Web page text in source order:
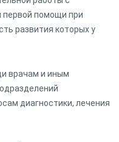
первой помощи при
развития которых у
врачам и иным
диагностики, лечения